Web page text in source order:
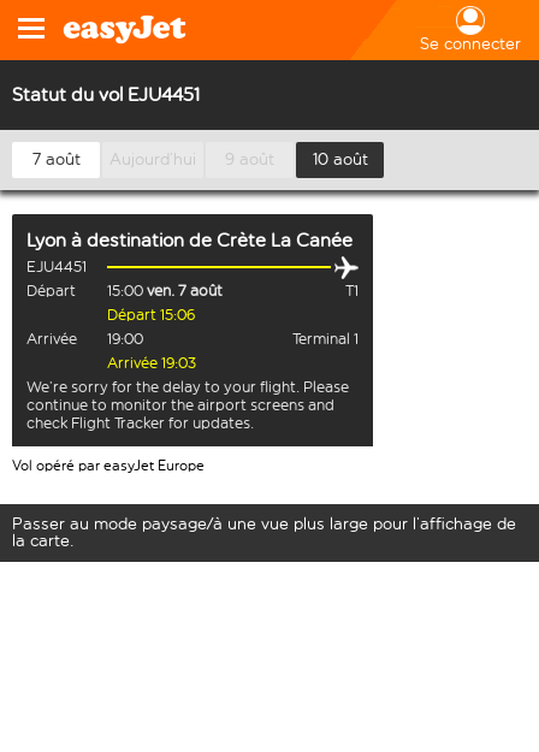
Se connecter
Statut du vol EJU4451
7 août Aujourd’hui 9 août 10 août
Lyon à destination de Crète La Canée
EJU4451
Départ
15:00 ven. 7 août
T1
Départ 15:06
Arrivée
19:00
Terminal 1
Arrivée 19:03
We’re sorry for the delay to your flight. Please
continue to monitor the airport screens and
check Flight Tracker for updates.
Vol opéré par easyJet Europe
Passer au mode paysage/à une vue plus large pour l’affichage de
la carte.